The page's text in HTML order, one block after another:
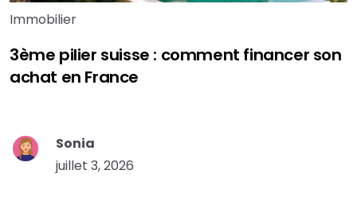
Immobilier
3ème pilier suisse : comment financer son
achat en France
Sonia
juillet 3, 2026